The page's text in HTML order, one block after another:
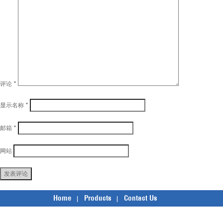
评论 *
显示名称 *
邮箱 *
网站
Home Products Contact Us